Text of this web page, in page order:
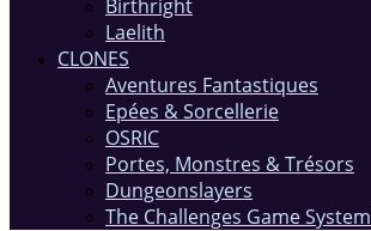
Birthright
Laelith
CLONES
Aventures Fantastiques
Epées & Sorcellerie
OSRIC
Portes, Monstres & Trésors
Dungeonslayers
The Challenges Game System